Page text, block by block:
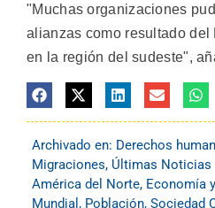
"Muchas organizaciones
alianzas como resultado
en la región del sudeste",
Archivado en: Derechos
Migraciones, Últimas Noticias
América del Norte, Economía
Mundial , Población, Sociedad